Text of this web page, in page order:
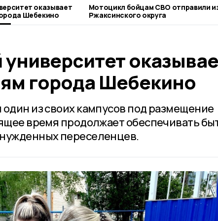
оказывает
Шебекино
Мотоцикл бойцам СВО отправили из
Ржаксинского округа
города Шебекино
из своих кампусов под размещение
время продолжает обеспечивать
переселенцев.